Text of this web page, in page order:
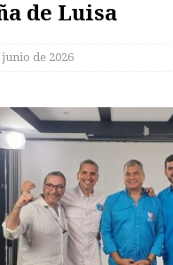
de Luisa
junio de 2026